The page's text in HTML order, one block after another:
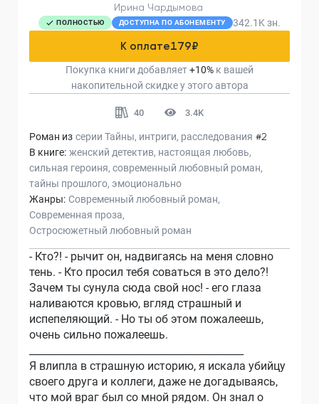
Ирина Чардымова
ПОЛНОСТЬЮ ДОСТУПНА ПО АБОНЕМЕНТУ 342.1K зн.
К оплате179₽
Покупка книги добавляет+10% к вашей
накопительной скидке у этого автора
40 3.4K
Роман из серии Тайны, интриги, расследования #2
В книге: женский детектив настоящая любовь
сильная героиня современный любовный роман
тайны прошлого эмоционально
Жанры: Современный любовный роман
Современная проза
Остросюжетный любовный роман
- Кто?! - рычит он, надвигаясь на меня словно
тень. - Кто просил тебя соваться в это дело?!
Зачем ты сунула сюда свой нос! - его глаза
наливаются кровью, вгляд страшный и
испепеляющий. - Но ты об этом пожалеешь,
очень сильно пожалеешь.
Я влипла в страшную историю, я искала убийцу
своего друга и коллеги, даже не догадываясь,
что мой враг был со мной рядом. Он знал о